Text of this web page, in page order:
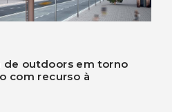
de outdoors em torno
com recurso à